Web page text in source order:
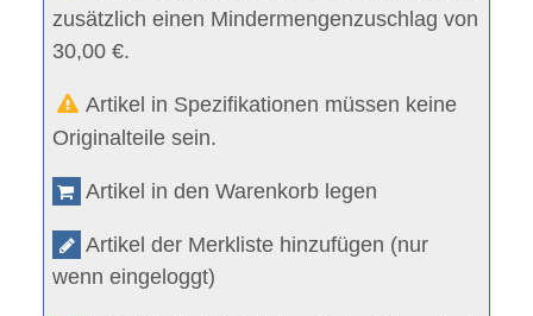
zusätzlich einen Mindermengenzuschlag von
30,00 €.
Artikel in Spezifikationen müssen keine
Originalteile sein.
Artikel in den Warenkorb legen
Artikel der Merkliste hinzufügen (nur
wenn eingeloggt)